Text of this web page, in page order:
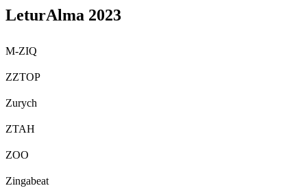
LeturAlma 2023
Μ-ZIQ
ZZTOP
Zurych
ZTAH
ZOO
Zingabeat